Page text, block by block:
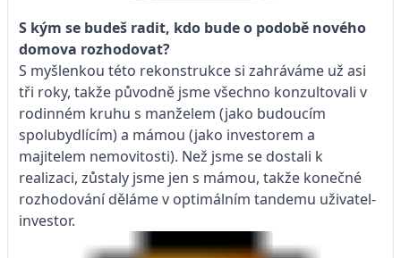
S kým se budeš radit, kdo bude o podobě nového
domova rozhodovat?
S myšlenkou této rekonstrukce si zahráváme už asi
tři roky, takže původně jsme všechno konzultovali v
rodinném kruhu s manželem (jako budoucím
spolubydlícím) a mámou (jako investorem a
majitelem nemovitosti). Než jsme se dostali k
realizaci, zůstaly jsme jen s mámou, takže konečné
rozhodování děláme v optimálním tandemu uživatel-
investor.